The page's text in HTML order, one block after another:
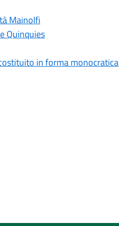
Mainolfi
Quinquies
in forma monocratica